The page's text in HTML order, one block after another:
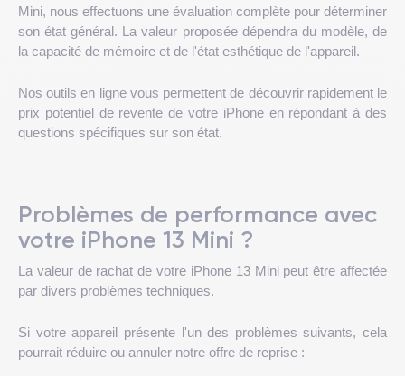
Mini, nous effectuons une évaluation complète pour déterminer
son état général. La valeur proposée dépendra du modèle, de
la capacité de mémoire et de l'état esthétique de l'appareil.
Nos outils en ligne vous permettent de découvrir rapidement le
prix potentiel de revente de votre iPhone en répondant à des
questions spécifiques sur son état.
Problèmes de performance avec
votre iPhone 13 Mini ?
La valeur de rachat de votre iPhone 13 Mini peut être affectée
par divers problèmes techniques.
Si votre appareil présente l'un des problèmes suivants, cela
pourrait réduire ou annuler notre offre de reprise :